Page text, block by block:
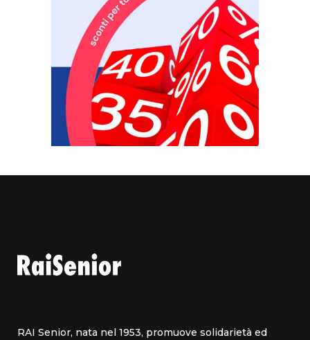
RAI Senior, nata nel 1953, promuove solidarietà ed